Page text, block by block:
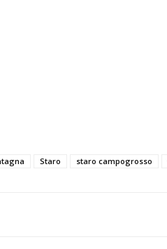
Staro staro campogrosso